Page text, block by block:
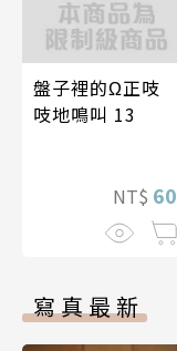
盤子裡的Ω正吱
吱地鳴叫 13
NT$ 60
寫真最新